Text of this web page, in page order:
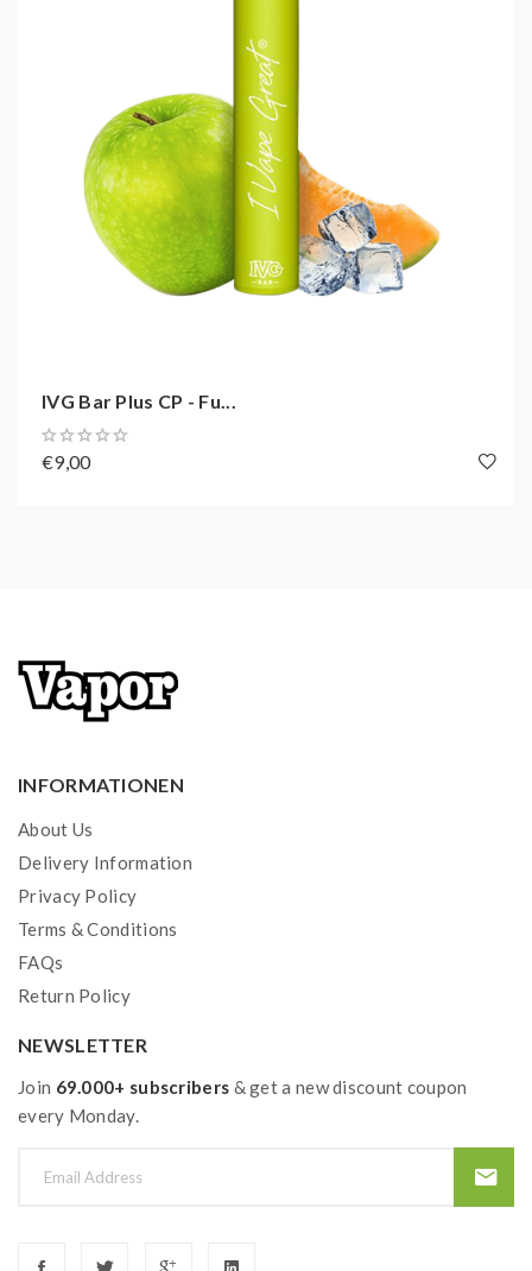
Geschmack: Apfel und Melone
Füllmenge: 2 ml
Kindersicherung
Nikotinstärke: 20 mg / ml Nikotinsalz
Akkukapazität: 500 mAh
Zugverhalten: MTL und DL
IVG Bar Plus CP - Fu...
€9,00
INFORMATIONEN
About Us
Delivery Information
Privacy Policy
Terms & Conditions
FAQs
Return Policy
NEWSLETTER
Join 69.000+ subscribers & get a new discount coupon
every Monday.